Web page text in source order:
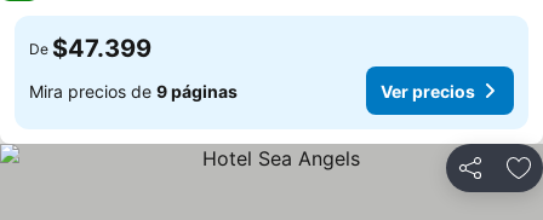
De $47.399
Mira precios de 9 páginas Ver precios
Compartir